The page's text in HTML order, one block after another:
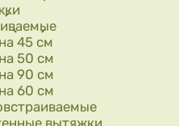
45 см
50 см
90 см
60 см
вытяжки